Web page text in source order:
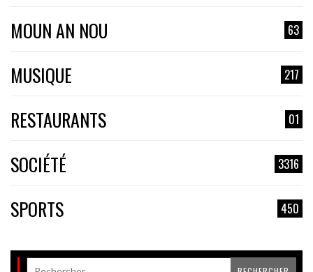
MOUN AN NOU 63
MUSIQUE 217
RESTAURANTS 01
SOCIÉTÉ 3316
SPORTS 450